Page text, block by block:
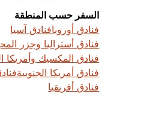
السفر حسب المنطقة
فنادق أوروبافنادق آسيا
فنادق أستراليا وجزر
فنادق المكسيك
فنادق أمريكا الجنوبية
فنادق أفريقيا